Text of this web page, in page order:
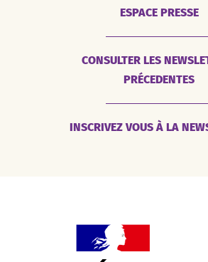
ESPACE PRESSE
CONSULTER LES
PRÉCEDENTES
INSCRIVEZ VOUS À LA